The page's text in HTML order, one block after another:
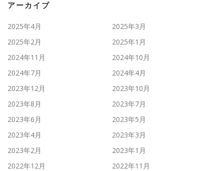
アーカイブ
2025年4月
2025年3月
2025年2月
2025年1月
2024年11月
2024年10月
2024年7月
2024年4月
2023年12月
2023年10月
2023年8月
2023年7月
2023年6月
2023年5月
2023年4月
2023年3月
2023年2月
2023年1月
2022年12月
2022年11月